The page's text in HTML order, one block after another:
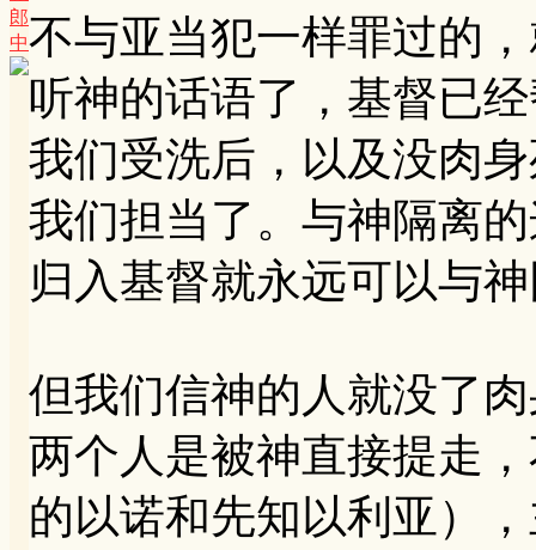
郎
中不与亚当犯一样罪过的
听神的话语了，基督已
我们受洗后，以及没肉
我们担当了。与神隔离
归入基督就永远可以与
但我们信神的人就没了
两个人是被神直接提走
的以诺和先知以利亚）